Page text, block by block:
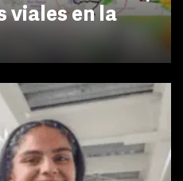
viales en la